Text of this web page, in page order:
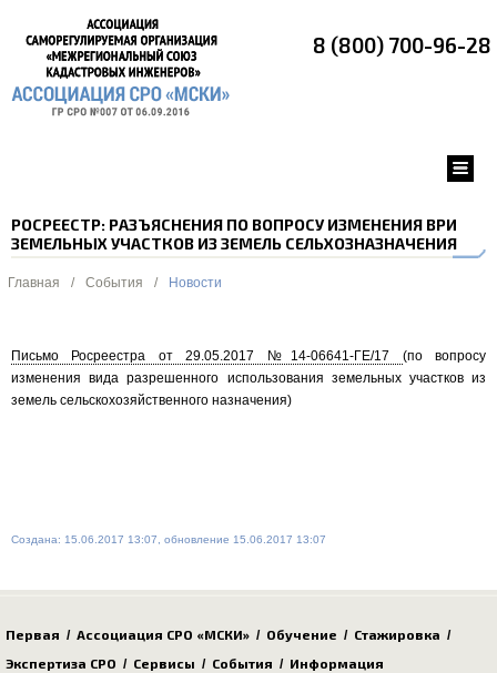
8 (800) 700-96-28
РОСРЕЕСТР: РАЗЪЯСНЕНИЯ ПО ВОПРОСУ ИЗМЕНЕНИЯ ВРИ
ЗЕМЕЛЬНЫХ УЧАСТКОВ ИЗ ЗЕМЕЛЬ СЕЛЬХОЗНАЗНАЧЕНИЯ
Главная / События / Новости
Письмо Росреестра от 29.05.2017 №14-06641-ГЕ/17 (по вопросу
изменения вида разрешенного использования земельных участков из
земель сельскохозяйственного назначения)
Создана: 15.06.2017 13:07, обновление 15.06.2017 13:07
Первая / Ассоциация СРО «МСКИ» / Обучение / Стажировка /
Экспертиза СРО / Сервисы / События / Информация